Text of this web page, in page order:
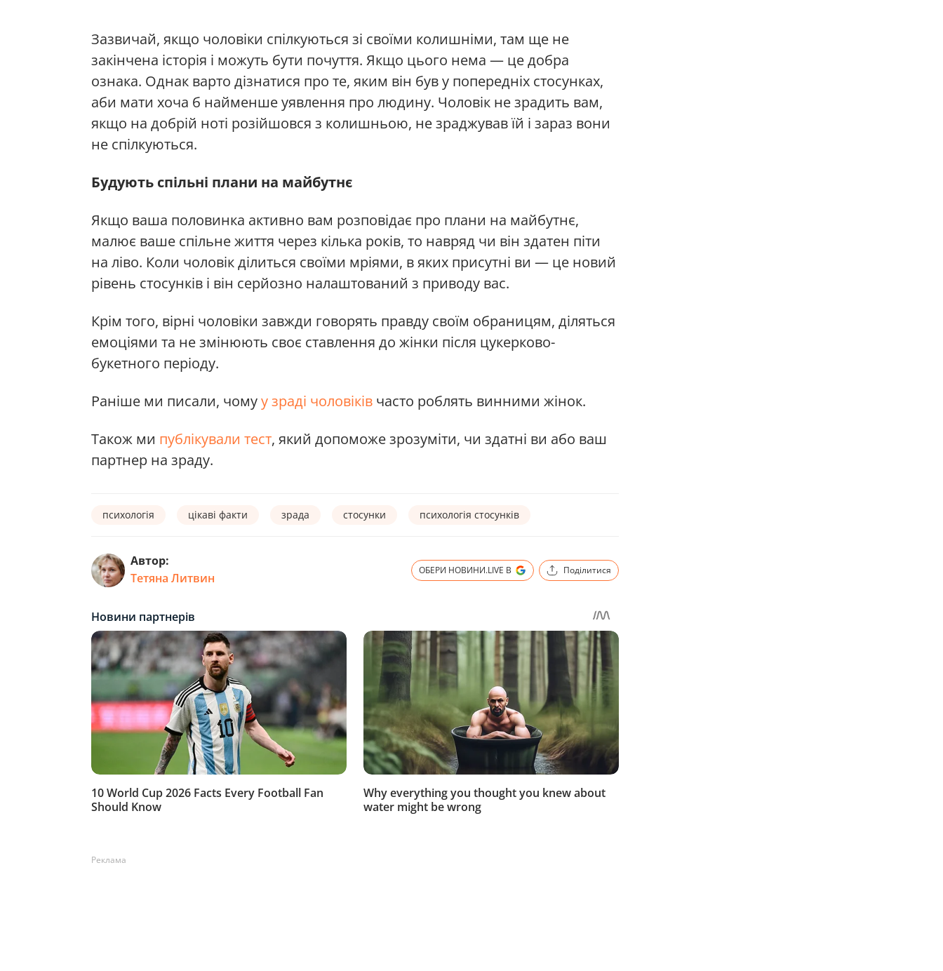
Зазвичай, якщо чоловіки спілкуються зі своїми колишніми, там ще не
закінчена історія і можуть бути почуття. Якщо цього нема — це добра
ознака. Однак варто дізнатися про те, яким він був у попередніх стосунках,
аби мати хоча б найменше уявлення про людину. Чоловік не зрадить вам,
якщо на добрій ноті розійшовся з колишньою, не зраджував їй і зараз вони
не спілкуються.
Будують спільні плани на майбутнє
Якщо ваша половинка активно вам розповідає про плани на майбутнє,
малює ваше спільне життя через кілька років, то навряд чи він здатен піти
на ліво. Коли чоловік ділиться своїми мріями, в яких присутні ви — це новий
рівень стосунків і він серйозно налаштований з приводу вас.
Крім того, вірні чоловіки завжди говорять правду своїм обраницям, діляться
емоціями та не змінюють своє ставлення до жінки після цукерково-
букетного періоду.
Раніше ми писали, чомуу зраді чоловіків часто роблять винними жінок.
Також ми публікували тест, який допоможе зрозуміти, чи здатні ви або ваш
партнер на зраду.
психологія цікаві факти зрада стосунки психологія стосунків
Автор:
Тетяна Литвин
ОБЕРИ НОВИНИ.LIVE В Поділитися
Реклама